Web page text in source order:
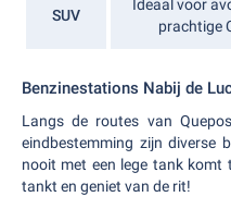
SUV
Ideaal voor
prachtige
Benzinestations Nabij de
Langs de routes van
eindbestemming zijn diverse
nooit met een lege tank
tankt en geniet van de rit!